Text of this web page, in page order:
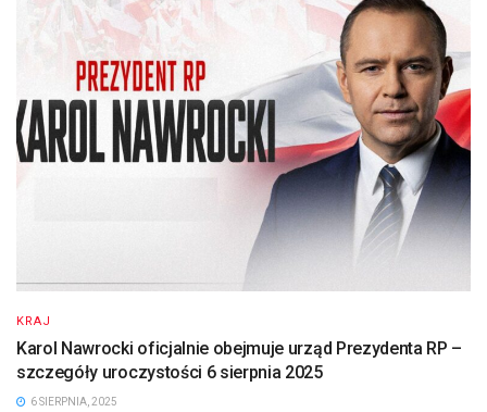
KRAJ
Karol Nawrocki oficjalnie obejmuje urząd Prezydenta RP –
szczegóły uroczystości 6 sierpnia 2025
6 SIERPNIA, 2025